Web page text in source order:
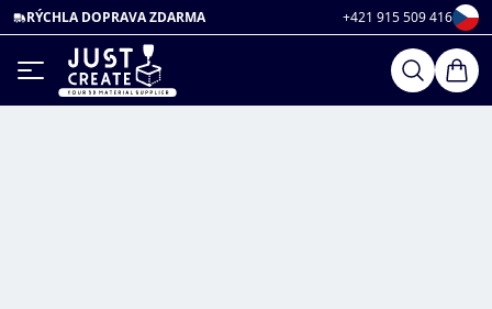
RÝCHLA DOPRAVA ZDARMA +421 915 509 416